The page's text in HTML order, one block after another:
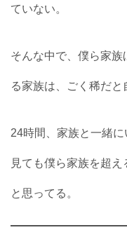
ていない。
そんな中で、僕ら家
る家族は、ごく稀だと
24時間、家族と一緒
見ても僕ら家族を超
と思ってる。